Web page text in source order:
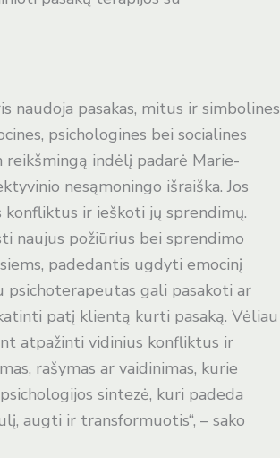
naudoja pasakas, mitus ir simbolines
psichologines bei socialines
reikšmingą indėlį padarė Marie-
nesąmoningo išraiška. Jos
ir ieškoti jų sprendimų.
naujus požiūrius bei sprendimo
padedantis ugdyti emocinį
gali pasakoti ar
patį klientą kurti pasaką. Vėliau
atpažinti vidinius konfliktus ir
rašymas ar vaidinimas, kurie
sintezė, kuri padeda
augti ir transformuotis“, – sako